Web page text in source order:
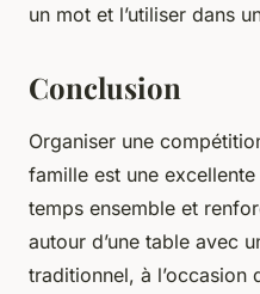
un mot et l’utiliser dans
Conclusion
Organiser une
famille est une
temps ensemble et
autour d’une table avec
traditionnel, à l’occasion